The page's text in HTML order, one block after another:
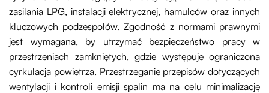
zasilania LPG, instalacji elektrycznej, hamulców oraz innych
kluczowych podzespołów. Zgodność z normami prawnymi
jest wymagana, by utrzymać bezpieczeństwo pracy w
przestrzeniach zamkniętych, gdzie występuje ograniczona
cyrkulacja powietrza. Przestrzeganie przepisów dotyczących
wentylacji i kontroli emisji spalin ma na celu minimalizację